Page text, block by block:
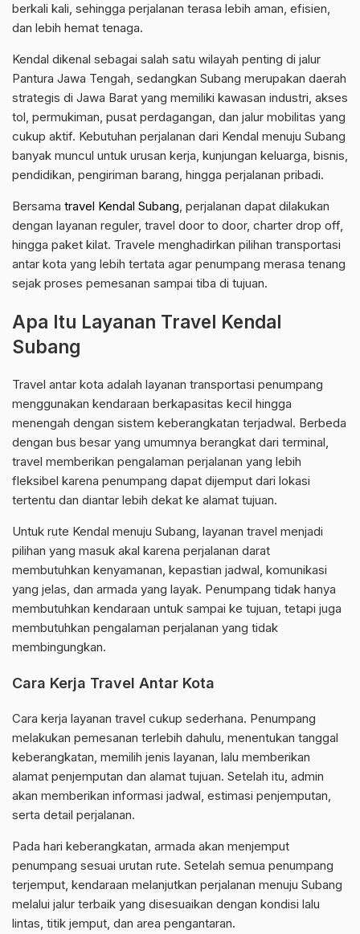
berkali kali, sehingga perjalanan terasa lebih aman, efisien,
dan lebih hemat tenaga.
Kendal dikenal sebagai salah satu wilayah penting di jalur
Pantura Jawa Tengah, sedangkan Subang merupakan daerah
strategis di Jawa Barat yang memiliki kawasan industri, akses
tol, permukiman, pusat perdagangan, dan jalur mobilitas yang
cukup aktif. Kebutuhan perjalanan dari Kendal menuju Subang
banyak muncul untuk urusan kerja, kunjungan keluarga, bisnis,
pendidikan, pengiriman barang, hingga perjalanan pribadi.
Bersama travel Kendal Subang, perjalanan dapat dilakukan
dengan layanan reguler, travel door to door, charter drop off,
hingga paket kilat. Travele menghadirkan pilihan transportasi
antar kota yang lebih tertata agar penumpang merasa tenang
sejak proses pemesanan sampai tiba di tujuan.
Apa Itu Layanan Travel Kendal
Subang
Travel antar kota adalah layanan transportasi penumpang
menggunakan kendaraan berkapasitas kecil hingga
menengah dengan sistem keberangkatan terjadwal. Berbeda
dengan bus besar yang umumnya berangkat dari terminal,
travel memberikan pengalaman perjalanan yang lebih
fleksibel karena penumpang dapat dijemput dari lokasi
tertentu dan diantar lebih dekat ke alamat tujuan.
Untuk rute Kendal menuju Subang, layanan travel menjadi
pilihan yang masuk akal karena perjalanan darat
membutuhkan kenyamanan, kepastian jadwal, komunikasi
yang jelas, dan armada yang layak. Penumpang tidak hanya
membutuhkan kendaraan untuk sampai ke tujuan, tetapi juga
membutuhkan pengalaman perjalanan yang tidak
membingungkan.
Cara Kerja Travel Antar Kota
Cara kerja layanan travel cukup sederhana. Penumpang
melakukan pemesanan terlebih dahulu, menentukan tanggal
keberangkatan, memilih jenis layanan, lalu memberikan
alamat penjemputan dan alamat tujuan. Setelah itu, admin
akan memberikan informasi jadwal, estimasi penjemputan,
serta detail perjalanan.
Pada hari keberangkatan, armada akan menjemput
penumpang sesuai urutan rute. Setelah semua penumpang
terjemput, kendaraan melanjutkan perjalanan menuju Subang
melalui jalur terbaik yang disesuaikan dengan kondisi lalu
lintas, titik jemput, dan area pengantaran.